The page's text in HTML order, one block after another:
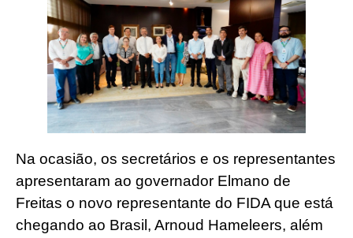
Na ocasião, os secretários e os representantes
apresentaram ao governador Elmano de
Freitas o novo representante do FIDA que está
chegando ao Brasil, Arnoud Hameleers, além